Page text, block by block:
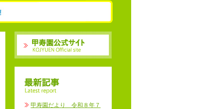
甲寿園だより 令和８年７